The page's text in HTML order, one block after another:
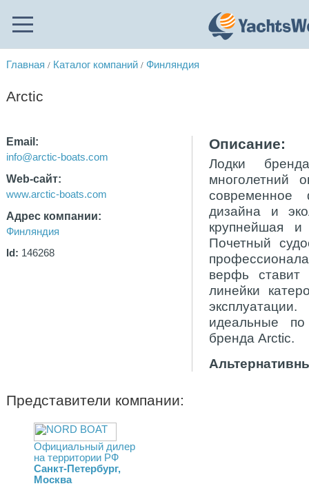
Главная / Каталог компаний / Финляндия
Arctic
Email:
info@arctic-boats.com
Web-сайт:
www.arctic-boats.com
Адрес компании:
Финляндия
Id: 146268
Описание:
Лодки
многолетний
современное
дизайна и
крупнейшая
Почетный
верфь
линейки
идеальные
бренда Arctic.
Представители компании:
Официальный дилер
на территории РФ
Санкт-Петербург,
Москва